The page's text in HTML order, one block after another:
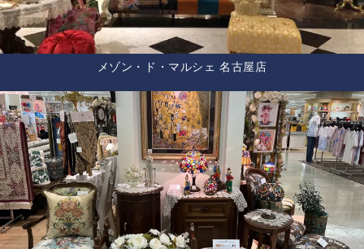
メゾン・ド・マルシェ 名古屋店